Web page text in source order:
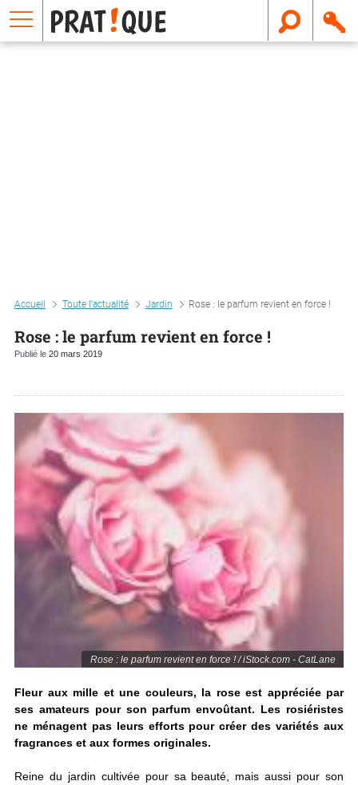
Accueil Toute l'actualité Jardin Rose : le parfum revient en force !
Rose : le parfum revient en force !
Publié le 20 mars 2019
Rose : le parfum revient en force ! / iStock.com - CatLane
Fleur aux mille et une couleurs, la rose est appréciée par
ses amateurs pour son parfum envoûtant. Les rosiéristes
ne ménagent pas leurs efforts pour créer des variétés aux
fragrances et aux formes originales.
Reine du jardin cultivée pour sa beauté, mais aussi pour son
E
m
a